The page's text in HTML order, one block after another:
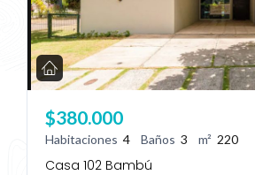
$380.000
Habitaciones 4 Baños 3 m² 220
Casa 102 Bambú
Don't have an account?Sign Up
Username
Password